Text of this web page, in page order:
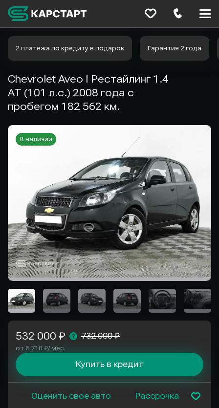
2 платежа по кредиту в подарок Гарантия 2 года
Chevrolet Aveo I Рестайлинг 1.4
AT (101 л.с.) 2008 года с
пробегом 182 562 км.
В наличии
532 000 ₽ 732 000 ₽
от 6 710 ₽/ мес.
Купить в кредит
Оценить свое авто Рассрочка